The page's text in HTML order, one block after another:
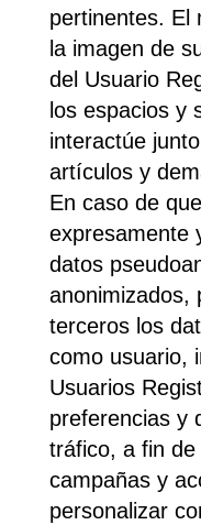
pertinentes. El
la imagen de
del Usuario
los espacios y
interactúe
artículos y
En caso de
expresamente
datos
anonimizados,
terceros los
como usuario,
Usuarios
preferencias y
tráfico, a fin
campañas y
personalizar